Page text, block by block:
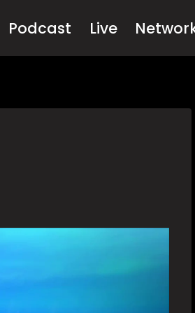
Podcast Live